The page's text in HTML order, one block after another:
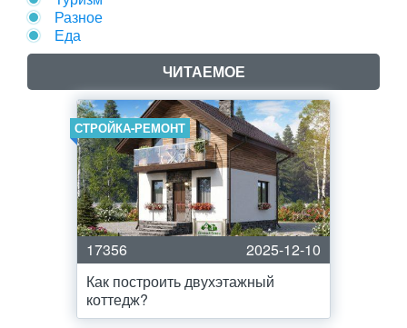
Разное
Еда
ЧИТАЕМОЕ
СТРОЙКА-РЕМОНТ
17356
2025-12-10
Как построить двухэтажный
коттедж?